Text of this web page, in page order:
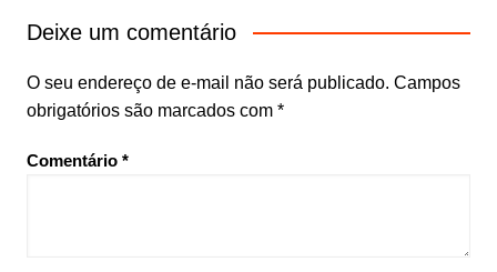
Deixe um comentário
O seu endereço de e-mail não será publicado. Campos
obrigatórios são marcados com *
Comentário *